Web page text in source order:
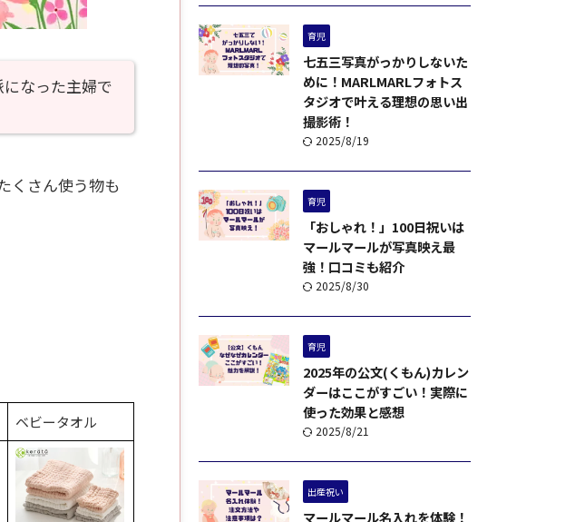
なった主婦で
くさん使う物も
ベビータオル
育児
七五三写真がっかりしないた
めに！MARLMARLフォトス
タジオで叶える理想の思い出
撮影術！
2025/8/19
育児
「おしゃれ！」100日祝いは
マールマールが写真映え最
強！口コミも紹介
2025/8/30
育児
2025年の公文(くもん)カレン
ダーはここがすごい！実際に
使った効果と感想
2025/8/21
出産祝い
マールマール名入れを体験！